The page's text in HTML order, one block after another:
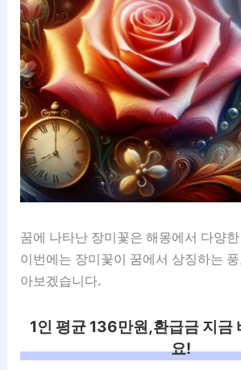
꿈에 나타난 장미꽃은 해몽에서 다양
이번에는 장미꽃이 꿈에서 상징하는
아보겠습니다.
1인 평균 136만원,환급금 지금
요!